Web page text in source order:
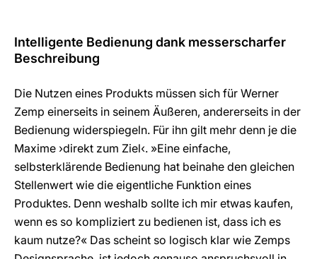
Intelligente Bedienung dank messerscharfer
Beschreibung
Die Nutzen eines Produkts müssen sich für Werner
Zemp einerseits in seinem Äußeren, andererseits in der
Bedienung widerspiegeln. Für ihn gilt mehr denn je die
Maxime ›direkt zum Ziel‹. »Eine einfache,
selbsterklärende Bedienung hat beinahe den gleichen
Stellenwert wie die eigentliche Funktion eines
Produktes. Denn weshalb sollte ich mir etwas kaufen,
wenn es so kompliziert zu bedienen ist, dass ich es
kaum nutze?« Das scheint so logisch klar wie Zemps